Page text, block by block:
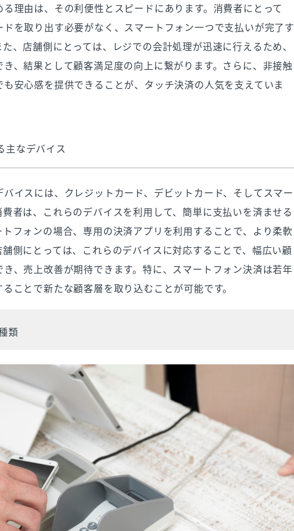
理由は、その利便性とスピードにあります。消費者にとって
を取り出す必要がなく、スマートフォン一つで支払いが完了す
、店舗側にとっては、レジでの会計処理が迅速に行えるため、
、結果として顧客満足度の向上に繋がります。さらに、非接触
安心感を提供できることが、タッチ決済の人気を支えていま
主なデバイス
イスには、クレジットカード、デビットカード、そしてスマー
費者は、これらのデバイスを利用して、簡単に支払いを済ませる
フォンの場合、専用の決済アプリを利用することで、より柔軟
側にとっては、これらのデバイスに対応することで、幅広い顧
、売上改善が期待できます。特に、スマートフォン決済は若年
ことで新たな顧客層を取り込むことが可能です。
類